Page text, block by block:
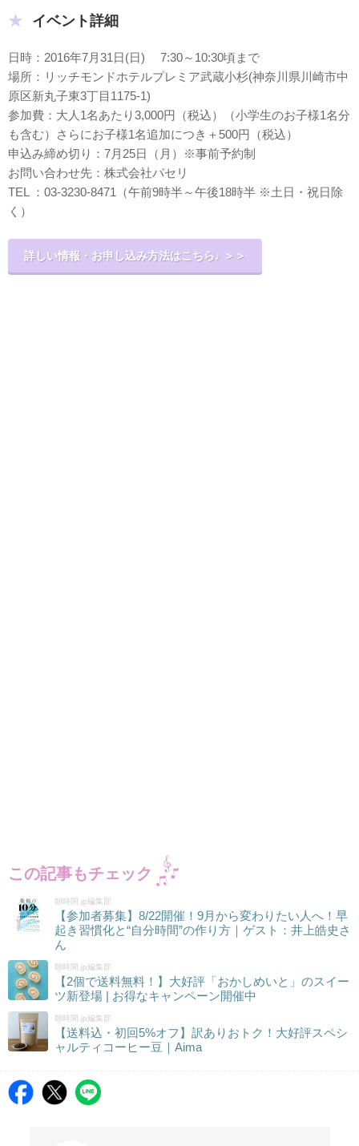
イベント詳細
日時：2016年7月31日(日) 7:30～10:30頃まで
場所：リッチモンドホテルプレミア武蔵小杉(神奈川県川崎市中
原区新丸子東3丁目1175-1)
参加費：大人1名あたり3,000円（税込）（小学生のお子様1名分
も含む）さらにお子様1名追加につき＋500円（税込）
申込み締め切り：7月25日（月）※事前予約制
お問い合わせ先：株式会社パセリ
TEL ：03-3230-8471（午前9時半～午後18時半 ※土日・祝日除
く）
詳しい情報・お申し込み方法はこちら♪ ＞＞
この記事もチェック
朝時間.jp編集部
【参加者募集】8/22開催！9月から変わりたい人へ！早
起き習慣化と“自分時間”の作り方｜ゲスト：井上皓史さ
ん
朝時間.jp編集部
【2個で送料無料！】大好評「おかしめいと」のスイー
ツ新登場 | お得なキャンペーン開催中
朝時間.jp編集部
【送料込・初回5%オフ】訳ありおトク！大好評スペシ
ャルティコーヒー豆｜Aima